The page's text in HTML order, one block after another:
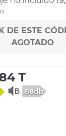
DE ESTE
AGOTADO
T
68db